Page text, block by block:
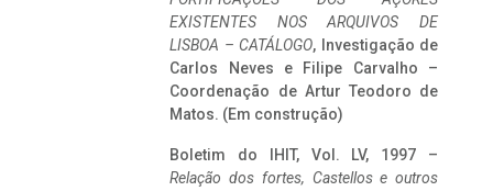
EXISTENTES NOS ARQUIVOS DE
LISBOA – CATÁLOGO, Investigação de
Carlos Neves e Filipe Carvalho –
Coordenação de Artur Teodoro de
Matos. (Em construção)
Boletim do IHIT, Vol. LV, 1997 –
Relação dos fortes, Castellos e outros